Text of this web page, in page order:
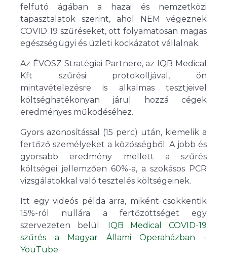
felfutó ágában a hazai és nemzetközi
tapasztalatok szerint, ahol NEM végeznek
COVID 19 szűréseket, ott folyamatosan magas
egészségügyi és üzleti kockázatot vállalnak.
Az ÉVOSZ Stratégiai Partnere, az IQB Medical
Kft szűrési protokolljával, ön
mintavételezésre is alkalmas tesztjeivel
költséghatékonyan járul hozzá cégek
eredményes működéséhez.
Gyors azonosítással (15 perc) után, kiemelik a
fertőző személyeket a közösségből. A jobb és
gyorsabb eredmény mellett a szűrés
költségei jellemzően 60%-a, a szokásos PCR
vizsgálatokkal való tesztelés költségeinek.
Itt egy videós példa arra, miként csökkentik
15%-ról nullára a fertőzöttséget egy
szervezeten belül: IQB Medical COVID-19
szűrés a Magyar Állami Operaházban -
YouTube